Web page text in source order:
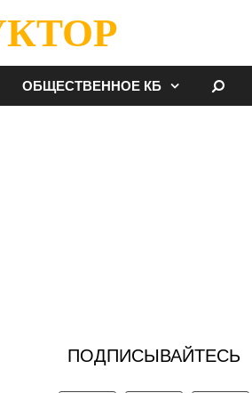
ОБЩЕСТВЕННОЕ КБ
ПОДПИСЫВАЙТЕСЬ